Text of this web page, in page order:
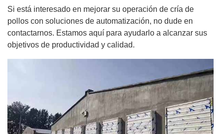
Si está interesado en mejorar su operación de cría de
pollos con soluciones de automatización, no dude en
contactarnos. Estamos aquí para ayudarlo a alcanzar sus
objetivos de productividad y calidad.